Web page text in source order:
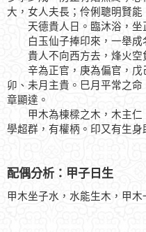
大，女人夫長；伶俐聰明賢
天德貴人日。臨沐浴，坐
白玉仙子捧印來，一舉成
貴人不向西方去，烽火空
辛為正官，庚為偏官，戊
卯、未月主貴。巳月平常之
章顯達。
甲木為棟樑之木，木主仁
學超群，有權柄。印又有生
配偶分析：甲子日生
甲木坐子水，水能生木，甲